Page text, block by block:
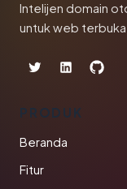
Intelijen domain
untuk web terbuka.
PRODUK
Beranda
Fitur